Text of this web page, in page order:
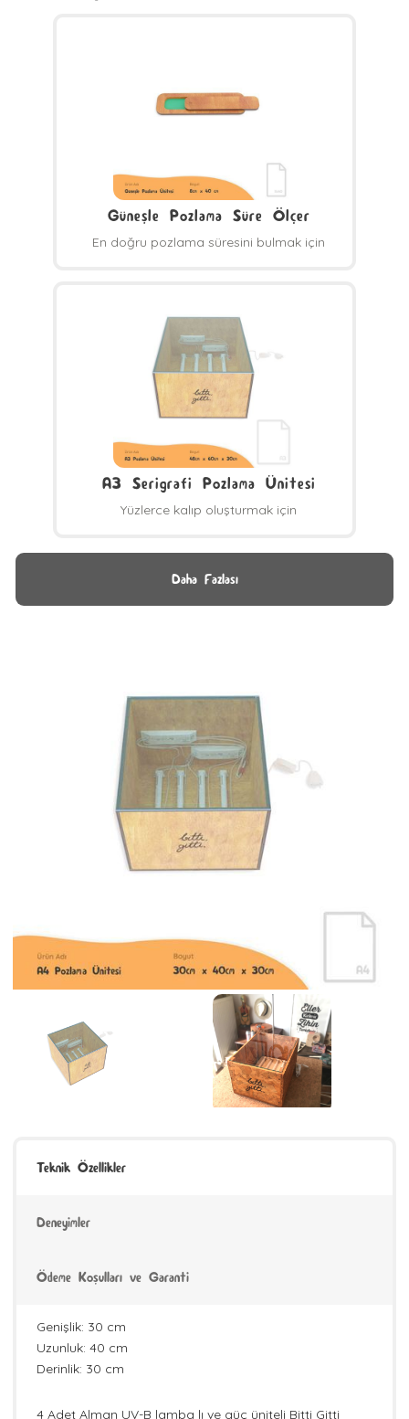
Teknik Özellikler
Deneyimler
Ödeme Koşulları ve Garanti
Genişlik: 30 cm
Uzunluk: 40 cm
Derinlik: 30 cm
4 Adet Alman UV-B lamba lı ve güç üniteli Bitti Gitti
Güneşle Pozlama Süre Ölçer
En doğru pozlama süresini bulmak için
A3 Serigrafi Pozlama Ünitesi
Yüzlerce kalıp oluşturmak için
Daha Fazlası